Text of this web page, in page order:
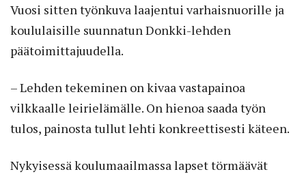
Vuosi sitten työnkuva laajentui varhaisnuorille ja
koululaisille suunnatun Donkki-lehden
päätoimittajuudella.
– Lehden tekeminen on kivaa vastapainoa
vilkkaalle leirielämälle. On hienoa saada työn
tulos, painosta tullut lehti konkreettisesti käteen.
Nykyisessä koulumaailmassa lapset törmäävät